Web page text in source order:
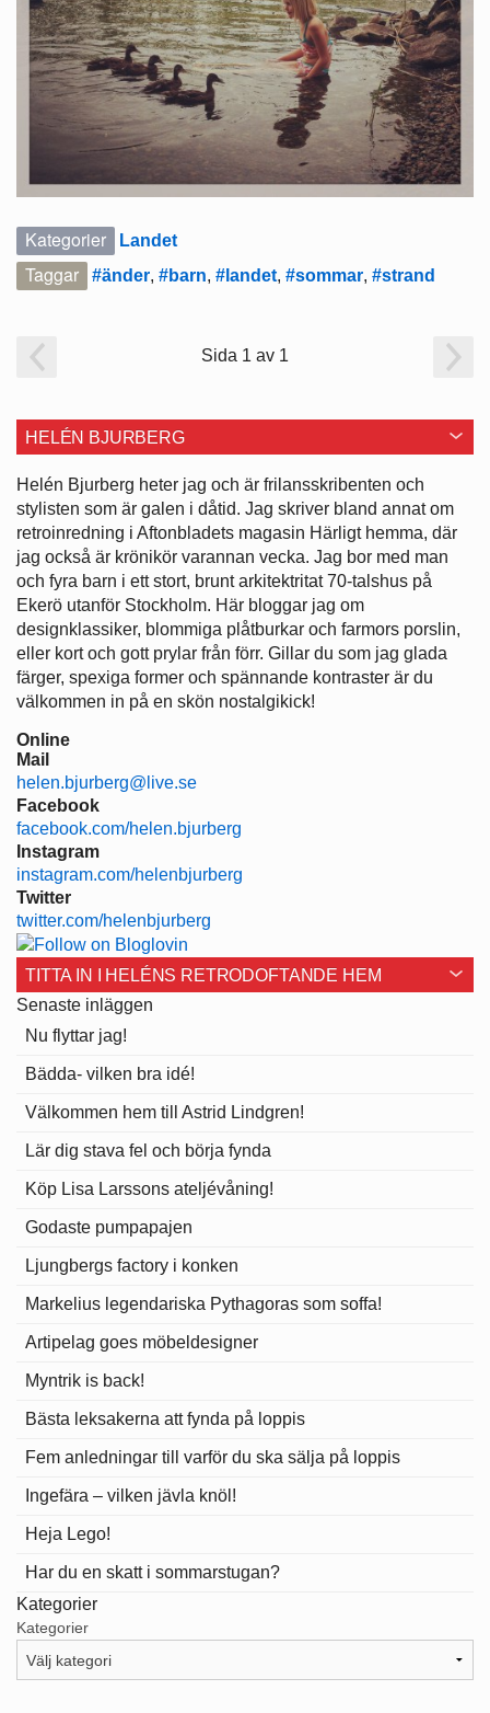
Kategorier Landet
Taggar #änder, #barn, #landet, #sommar, #strand
Sida 1 av 1
HELÉN BJURBERG
Helén Bjurberg heter jag och är frilansskribenten och
stylisten som är galen i dåtid. Jag skriver bland annat om
retroinredning i Aftonbladets magasin Härligt hemma, där
jag också är krönikör varannan vecka. Jag bor med man
och fyra barn i ett stort, brunt arkitektritat 70-talshus på
Ekerö utanför Stockholm. Här bloggar jag om
designklassiker, blommiga plåtburkar och farmors porslin,
eller kort och gott prylar från förr. Gillar du som jag glada
färger, spexiga former och spännande kontraster är du
välkommen in på en skön nostalgikick!
Online
Mail
helen.bjurberg@live.se
Facebook
facebook.com/helen.bjurberg
Instagram
instagram.com/helenbjurberg
Twitter
twitter.com/helenbjurberg
TITTA IN I HELÉNS RETRODOFTANDE HEM
Senaste inläggen
Nu flyttar jag!
Bädda- vilken bra idé!
Välkommen hem till Astrid Lindgren!
Lär dig stava fel och börja fynda
Köp Lisa Larssons ateljévåning!
Godaste pumpapajen
Ljungbergs factory i konken
Markelius legendariska Pythagoras som soffa!
Artipelag goes möbeldesigner
Myntrik is back!
Bästa leksakerna att fynda på loppis
Fem anledningar till varför du ska sälja på loppis
Ingefära – vilken jävla knöl!
Heja Lego!
Har du en skatt i sommarstugan?
Kategorier
Kategorier